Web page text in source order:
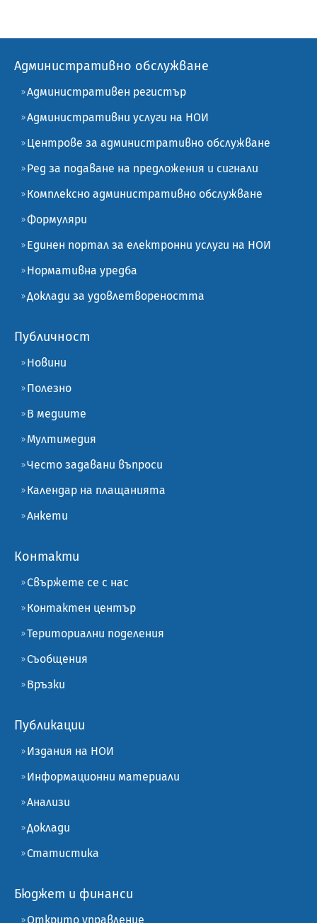
Административно обслужване
Административен регистър
Административни услуги на НОИ
Центрове за административно обслужване
Ред за подаване на предложения и сигнали
Комплексно административно обслужване
Формуляри
Единен портал за електронни услуги на НОИ
Нормативна уредба
Доклади за удовлетвореността
Публичност
Новини
Полезно
В медиите
Мултимедия
Често задавани въпроси
Календар на плащанията
Анкети
Контакти
Свържете се с нас
Контактен център
Териториални поделения
Съобщения
Връзки
Публикации
Издания на НОИ
Информационни материали
Анализи
Доклади
Статистика
Бюджет и финанси
Открито управление